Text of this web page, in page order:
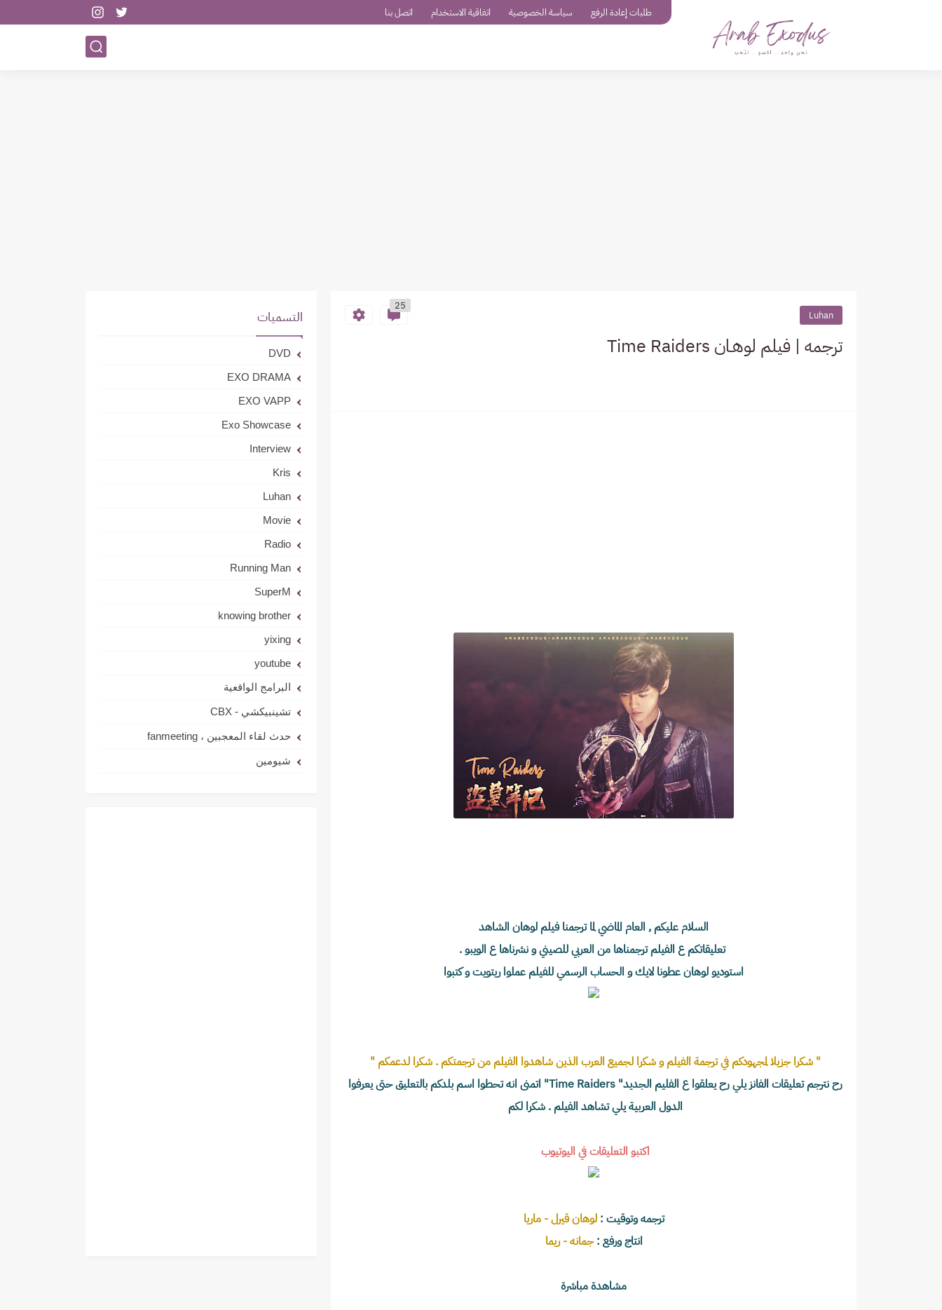
طلبات إعادة الرفع سياسة الخصوصية اتفاقية الاستخدام اتصل بنا
Luhan
25
ترجمه | فيلم لوهـان Time Raiders
السلام عليكم , العام الماضي لما ترجمنا فيلم لوهان الشاهد
تعليقاتكم ع الفيلم ترجمناها من العربي للصيني و نشرناها ع الويبو .
" شكرا جزيلا لمجهودكم في ترجمة الفيلم و شكرا لجميع العرب الذين شاهدوا الفيلم من ترجمتكم . شكرا لدعمكم "
الدول العربية يلي تشاهد الفيلم . شكرا لكم
اكتبو التعليقات في اليوتيوب
ترجمه وتوقيت : لوهان قيرل - ماريا
انتاج ورفع : جمانه - ريما
مشاهدة مباشرة
التسميات
DVD
EXO DRAMA
EXO VAPP
Exo Showcase
Interview
Kris
Luhan
Movie
Radio
Running Man
SuperM
knowing brother
yixing
youtube
البرامج الواقعية
تشينبيكشي - CBX
حدث لقاء المعجبين ، fanmeeting
شيومين